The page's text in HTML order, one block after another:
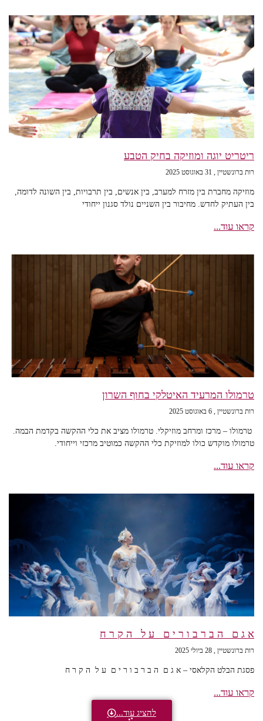
ריטריט יוגה ומוזיקה בחיק הטבע
רות ברונשטיין 31 באוגוסט 2025
מוזיקה מחברת בין מזרח למערב, בין אנשים, בין תרבויות, בין השונה לדומה,
בין העתיק לחדש. מחיבור בין השניים נולד סגנון ייחודי
קראו עוד...
טרמולו המרעיד האיטלקי בחוף השרון
רות ברונשטיין 6 באוגוסט 2025
טרמולו – מרכז ומרחב מוזיקלי. טרמולו מציב את כלי ההקשה בקדמת הבמה.
טרמולו מוקדש כולו למוזיקת כלי ההקשה כמוטיב מרכזי וייחודי.
קראו עוד...
א ג ם ה ב ר ב ו ר י ם ע ל ה ק ר ח
רות ברונשטיין 28 ביולי 2025
פסגת הבלט הקלאסי – א ג ם ה ב ר ב ו ר י ם ע ל ה ק ר ח
קראו עוד...
להציג עוד...